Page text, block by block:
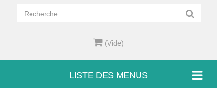
(Vide)
LISTE DES MENUS